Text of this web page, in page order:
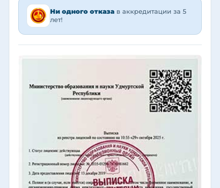
Ни одного отказа в аккредитации за 5
лет!